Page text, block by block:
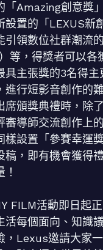
「Amazing創意獎
設置的「LEXUS新
引領數位社群潮流
等，得獎者可以各
具主張獎的3名得
進行短影音創作的
席頒獎典禮時，除
審導師交流創作上
樣設置「參賽幸運
稿，即有機會獲得
FILM活動即日起
活每個面向、知識
，Lexus邀請大家